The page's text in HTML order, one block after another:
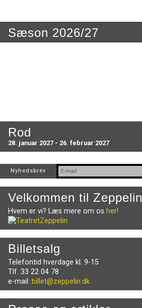
Sæson 2026/27
Rod
28. januar 2027 - 26. februar 2027
Nyhedsbrev
Velkommen til Zeppelin
Hvem er vi? Læs mere om os her!
Billetsalg
Telefontid hverdage kl. 9-15
Tlf. 33 22 04 78
e-mail: billet@zeppelin.dk